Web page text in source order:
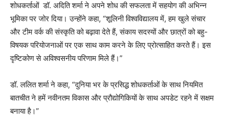
शोधकर्ताओं डॉ. अदिति शर्मा ने अपने शोध की सफलता में सहयोग की अभिन्न
भूमिका पर जोर दिया। उन्होंने कहा, “शूलिनी विश्वविद्यालय में, हम खुले संचार
और टीम वर्क की संस्कृति को बढ़ावा देते हैं, संकाय सदस्यों और छात्रों को बहु-
विषयक परियोजनाओं पर एक साथ काम करने के लिए प्रोत्साहित करते हैं। इस
दृष्टिकोण से अविश्वसनीय परिणाम मिले हैं।”
डॉ. ललित शर्मा ने कहा, “दुनिया भर के प्रसिद्ध शोधकर्ताओं के साथ नियमित
बातचीत ने हमें नवीनतम विकास और प्रौद्योगिकियों के साथ अपडेट रहने में सक्षम
बनाया है।”